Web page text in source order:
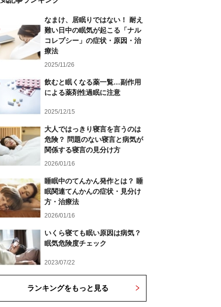
なまけ、居眠りではない！ 耐え
難い日中の眠気が起こる「ナル
コレプシー」の症状・原因・治
療法
2025/11/26
飲むと眠くなる薬一覧…副作用
による薬剤性過眠に注意
2025/12/15
大人ではっきり寝言を言うのは
危険？ 問題のない寝言と病気が
関係する寝言の見分け方
2026/01/16
睡眠中のてんかん発作とは？ 睡
眠関連てんかんの症状・見分け
方・治療法
2026/01/16
いくら寝ても眠い原因は病気？
眠気危険度チェック
2023/07/22
ランキングをもっと見る